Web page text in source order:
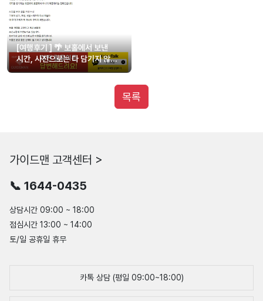
[여행후기 ] 🌴 보홀에서 보낸
시간, 사진으로는 다 담기지 않는
이야기 🌴
목록
가이드맨 고객센터 >
📞 1644-0435
상담시간 09:00 ~ 18:00
점심시간 13:00 ~ 14:00
토/일 공휴일 휴무
카톡 상담 (평일 09:00~18:00)